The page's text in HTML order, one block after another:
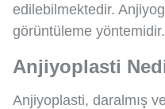
edilebilmektedir.
görüntüleme yöntemidir.
Anjiyoplasti
Anjiyoplasti, daralmış